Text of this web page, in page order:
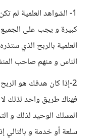
1- الشواهد العلمية
كبيرة و يجب على الجميع
العلمية بالربح الذي
الناس و منهم صاحب
2-إذا كان هدفك هو
فهناك طريق واحد لذلك
المسلك الوحيد لذلك و
سلعة أو خدمة و بالتالي